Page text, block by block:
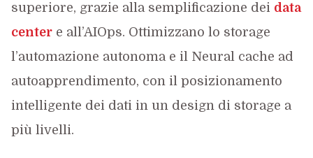
superiore, grazie alla semplificazione dei data
centere all’AIOps. Ottimizzano lo storage
l’automazione autonoma e il Neural cache ad
autoapprendimento, con il posizionamento
intelligente dei dati in un design di storage a
più livelli.